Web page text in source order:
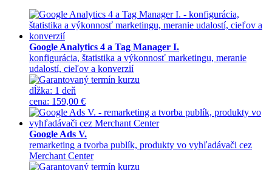
Google Analytics 4 a Tag Manager I.
konfigurácia, štatistika a výkonnosť marketingu, meranie
udalostí, cieľov a konverzií
dĺžka: 1 deň
cena: 159,00 €
Google Ads V.
remarketing a tvorba publík, produkty vo vyhľadávači cez
Merchant Center